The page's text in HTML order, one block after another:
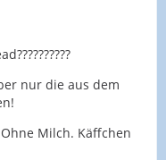
nur die aus dem
Milch. Käffchen